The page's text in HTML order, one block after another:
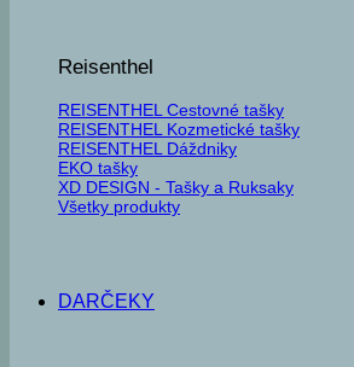
Reisenthel
REISENTHEL Cestovné tašky
REISENTHEL Kozmetické tašky
REISENTHEL Dáždniky
EKO tašky
XD DESIGN - Tašky a Ruksaky
Všetky produkty
DARČEKY